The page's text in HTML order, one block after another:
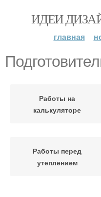
ИДЕИ
главная
Работы на
калькуляторе
Работы перед
утеплением